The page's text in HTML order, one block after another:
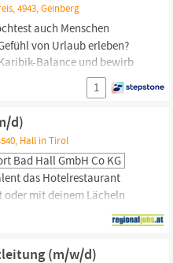
4943, Geinberg
auch Menschen
von Urlaub erleben?
Balance und bewirb
In unserem
die mit
Gästeerlebnisse
1
d)
Hall in Tirol
Bad Hall GmbH Co KG
das Hotelrestaurant
oder mit deinem Lächeln
bist einzigartig. Ein Unikat.
Vitana in Bad Hall als Stv.
Vollzeit ab sofort Wenn du
(m/w/d)